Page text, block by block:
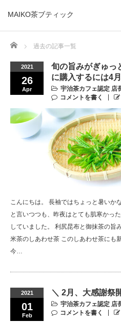
MAIKO茶ブティック
Home 過去の記事一覧
2021
26
Apr
旬の旨みがぎゅっ
に購入するには4
宇治茶カフェ認定 店
コメントを書く
こんにちは。 長袖ではちょっと暑いか
と言いつつも、昨夜はとても肌寒かっ
していました。 利尻昆布と御抹茶の旨
米茶のしあわせ茶 このしあわせ茶にも
今…
2021
01
Feb
＼ 2月、大感謝祭
宇治茶カフェ認定 店
コメントを書く